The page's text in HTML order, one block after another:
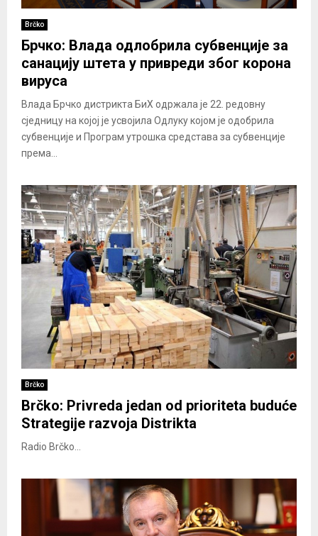
Brčko
Брчко: Влада одлобрила субвенције за
санацију штета у привреди због корона
вируса
Влада Брчко дистрикта БиХ одржала је 22. редовну
сједницу на којој је усвојила Одлуку којом је одобрила
субвенције и Програм утрошка средстава за субвенције
према...
Brčko
Brčko: Privreda jedan od prioriteta buduće
Strategije razvoja Distrikta
Radio Brčko...